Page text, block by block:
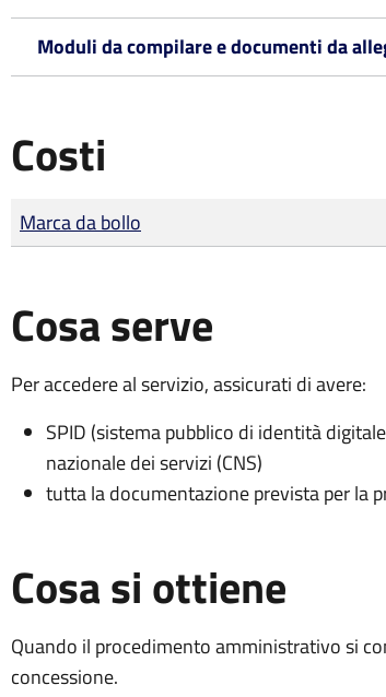
Moduli da compilare e documenti da
Costi
Tipo di pagamento
Importo
Marca da bollo
Cosa serve
Per accedere al servizio, assicurati di avere:
SPID (sistema pubblico di identità
nazionale dei servizi (CNS)
tutta la documentazione prevista per la
Cosa si ottiene
Quando il procedimento amministrativo si
concessione.